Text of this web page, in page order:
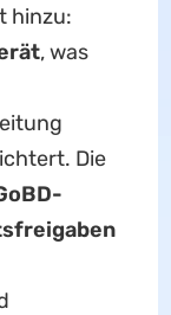
hinzu:
, was
Die